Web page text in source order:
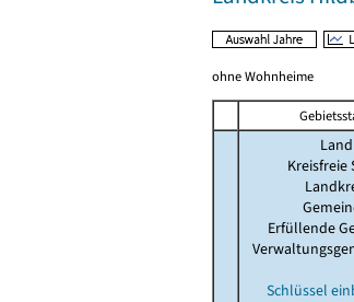
ohne Wohnheime
Land
Kreisfreie
Erfüllende
Schlüssel